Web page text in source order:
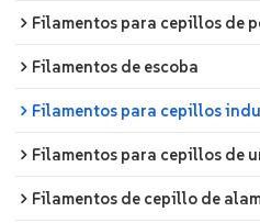
Filamentos para cepillos de
Filamentos de escoba
Filamentos para cepillos
Filamentos para cepillos de
Filamentos de cepillo de